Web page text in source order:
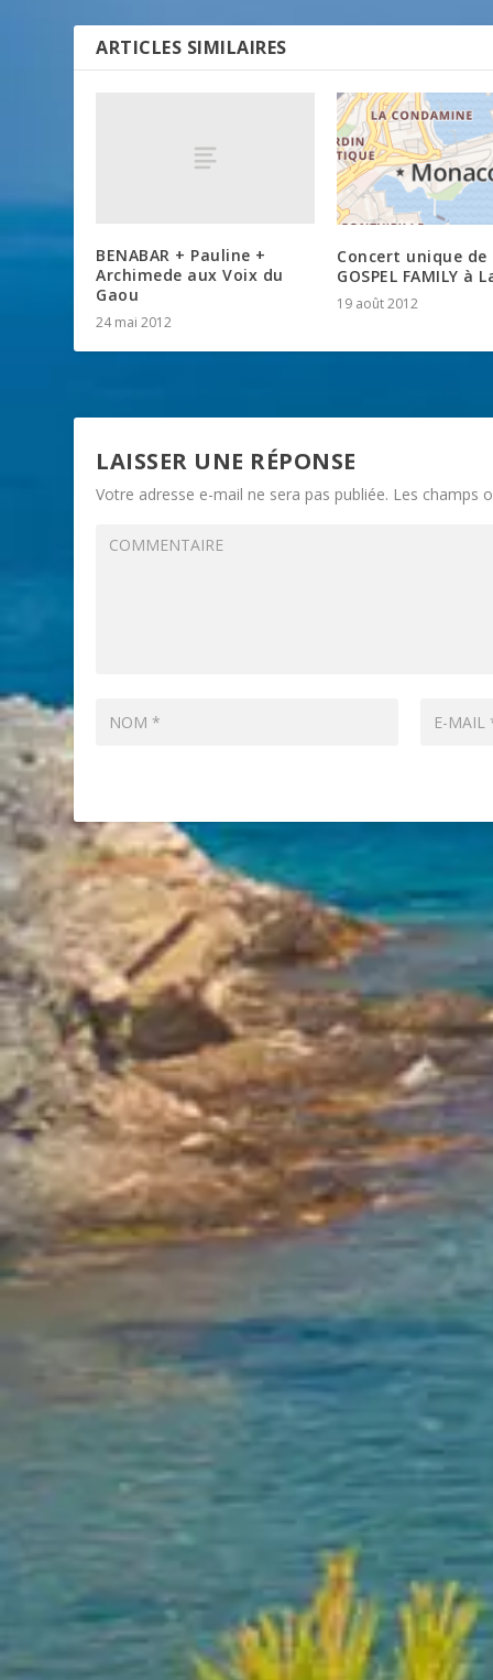
ARTICLES SIMILAIRES
BENABAR + Pauline +
Archimede aux Voix du
Gaou
24 mai 2012
Concert unique de
GOSPEL FAMILY à
19 août 2012
LAISSER UNE RÉPONSE
Votre adresse e-mail ne sera pas publiée. Les champs